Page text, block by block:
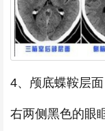
4、颅底蝶鞍层
右两侧黑色的眼